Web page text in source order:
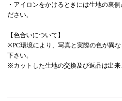
・アイロンをかけるときには生地の裏
ださい。
【色合いについて】
※PC環境により、写真と実際の色が異
下さい。
※カットした生地の交換及び返品は出来